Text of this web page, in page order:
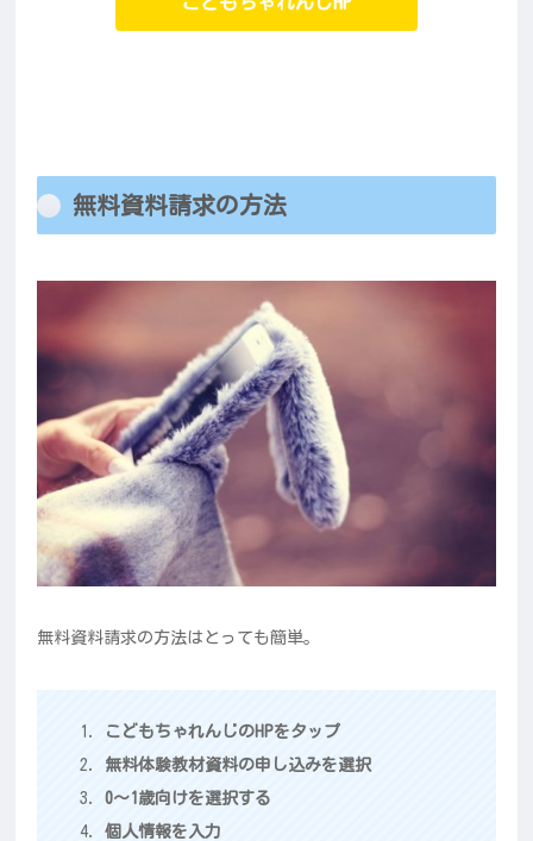
無料資料請求の方法
無料資料請求の方法はとっても簡単。
こどもちゃれんじのHPをタップ
無料体験教材資料の申し込みを選択
0～1歳向けを選択する
個人情報を入力